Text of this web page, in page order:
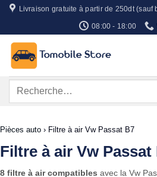
Passer
contenu
Livraison gratuite à partir de 250dt (sauf
08:00 - 18:00
Recherche
Pièces auto › Filtre à air Vw Passat B7
Filtre à air Vw Passat
8 filtre à air compatibles avec la Vw